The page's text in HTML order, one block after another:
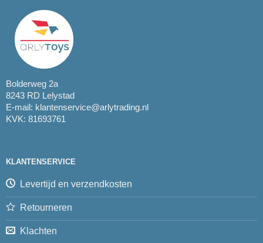
Bolderweg 2a
8243 RD Lelystad
E-mail: klantenservice@arlytrading.nl
KVK: 81693761
KLANTENSERVICE
Levertijd en verzendkosten
Retourneren
Klachten